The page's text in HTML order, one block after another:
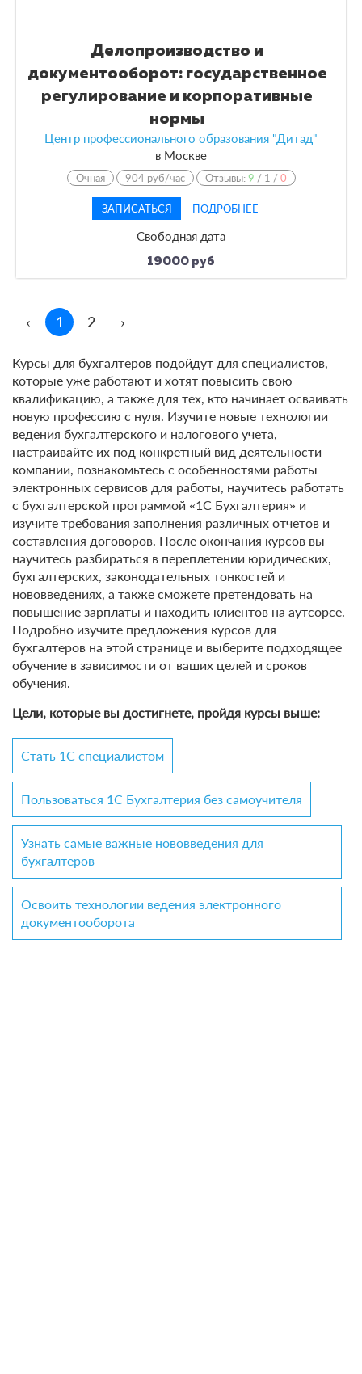
Делопроизводство и
документооборот: государственное
регулирование и корпоративные
нормы
Центр профессионального образования "Дитад"
в Москве
Очная 904 руб/час Отзывы:9 / 1 /0
ЗАПИСАТЬСЯ ПОДРОБНЕЕ
Свободная дата
19000 руб
‹ 1 2 ›
Курсы для бухгалтеров подойдут для специалистов,
которые уже работают и хотят повысить свою
квалификацию, а также для тех, кто начинает осваивать
новую профессию с нуля. Изучите новые технологии
ведения бухгалтерского и налогового учета,
настраивайте их под конкретный вид деятельности
компании, познакомьтесь с особенностями работы
электронных сервисов для работы, научитесь работать
с бухгалтерской программой «1С Бухгалтерия» и
изучите требования заполнения различных отчетов и
составления договоров. После окончания курсов вы
научитесь разбираться в переплетении юридических,
бухгалтерских, законодательных тонкостей и
нововведениях, а также сможете претендовать на
повышение зарплаты и находить клиентов на аутсорсе.
Подробно изучите предложения курсов для
бухгалтеров на этой странице и выберите подходящее
обучение в зависимости от ваших целей и сроков
обучения.
Цели, которые вы достигнете, пройдя курсы выше:
Стать 1С специалистом
Пользоваться 1С Бухгалтерия без самоучителя
Узнать самые важные нововведения для
бухгалтеров
Освоить технологии ведения электронного
документооборота